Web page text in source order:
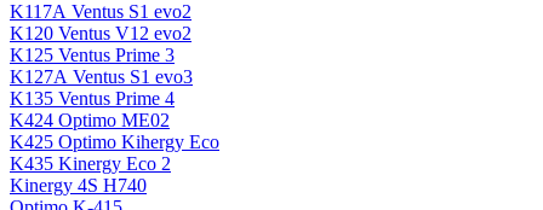
K117А Ventus S1 evo2
K120 Ventus V12 evo2
K125 Ventus Prime 3
K127А Ventus S1 evo3
K135 Ventus Prime 4
K424 Optimo ME02
K425 Optimo Kihergy Eco
K435 Kinergy Eco 2
Kinergy 4S H740